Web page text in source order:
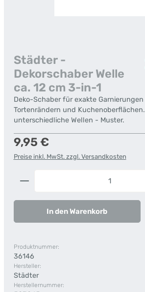
Städter -
Dekorschaber Welle
ca. 12 cm 3-in-1
Deko-Schaber für exakte Garnierungen
Tortenrändern und
unterschiedliche Wellen - Muster.
Regulärer Preis:
9,95 €
Preise inkl. MwSt. zzgl. Versandkosten
Produkt Anzahl: Gib den
In den Warenkorb
Produktnummer:
36146
Hersteller:
Städter
Herstellernummer: